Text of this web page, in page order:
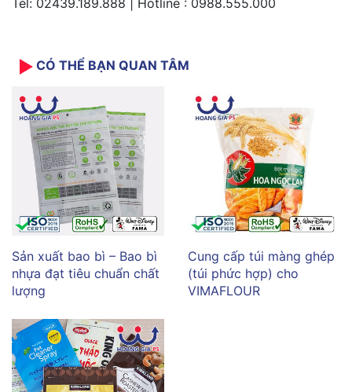
Tel: 02439.189.888 | Hotline : 0988.555.000
CÓ THỂ BẠN QUAN TÂM
Sản xuất bao bì – Bao bì
nhựa đạt tiêu chuẩn chất
lượng
Cung cấp túi màng ghép
(túi phức hợp) cho
VIMAFLOUR